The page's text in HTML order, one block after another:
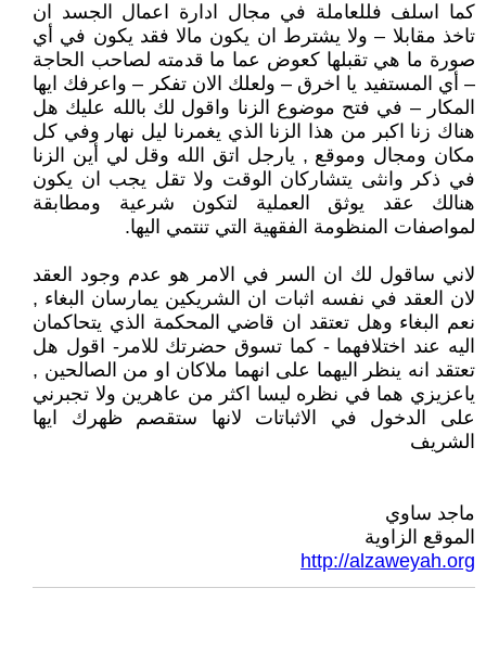
كما اسلف فللعاملة في مجال ادارة اعمال الجسد ان
تاخذ مقابلا – ولا يشترط ان يكون مالا فقد يكون في أي
صورة ما هي تقبلها كعوض عما ما قدمته لصاحب الحاجة
– أي المستفيد يا اخرق – ولعلك الان تفكر – واعرفك ايها
المكار – في فتح موضوع الزنا واقول لك بالله عليك هل
هناك زنا اكبر من هذا الزنا الذي يغمرنا ليل نهار وفي كل
مكان ومجال وموقع , يارجل اتق الله وقل لي أين الزنا
في ذكر وانثى يتشاركان الوقت ولا تقل يجب ان يكون
هنالك عقد يوثق العملية لتكون شرعية ومطابقة
لمواصفات المنظومة الفقهية التي تنتمي اليها.
لاني ساقول لك ان السر في الامر هو عدم وجود العقد
لان العقد في نفسه اثبات ان الشريكين يمارسان البغاء ,
نعم البغاء وهل تعتقد ان قاضي المحكمة الذي يتحاكمان
اليه عند اختلافهما - كما تسوق حضرتك للامر- اقول هل
تعتقد انه ينظر اليهما على انهما ملاكان او من الصالحين ,
ياعزيزي هما في نظره ليسا اكثر من عاهرين ولا تجبرني
على الدخول في الاثباتات لانها ستقصم ظهرك ايها
الشريف
ماجد ساوي
الموقع الزاوية
http://alzaweyah.org